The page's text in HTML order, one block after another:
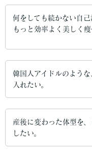
何をしても続かない自己
もっと効率よく美しく痩
韓国人アイドルのよう
入れたい。
産後に変わった体型を
したい。